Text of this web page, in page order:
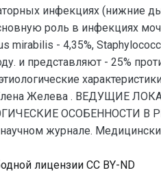
инфекциях (нижние
роль в инфекциях
mirabilis - 4,35%,
и представляют - 25%
Желева . ВЕДУЩИЕ
ОСОБЕННОСТИ В
журнале.
лицензии CC BY-ND